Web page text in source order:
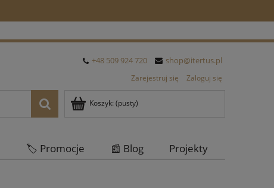
+48 509 924 720 shop@itertus.pl
Zarejestruj się Zaloguj się
Koszyk: (pusty)
🏷️ Promocje 📰 Blog
Projekty